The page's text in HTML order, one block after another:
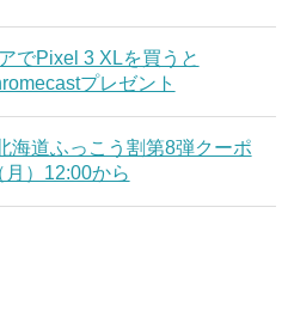
でPixel 3 XLを買うと
プレゼント
海道ふっこう割第8弾クーポ
）12:00から